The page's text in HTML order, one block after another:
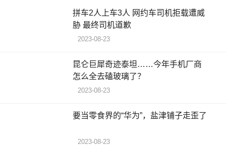
拼车2人上车3人 网约车司机拒载遭威
胁 最终司机道歉
2023-08-23
昆仑巨犀奇迹泰坦……今年手机厂商
怎么全去磕玻璃了？
2023-08-23
要当零食界的“华为”，盐津铺子走歪了
2023-08-23